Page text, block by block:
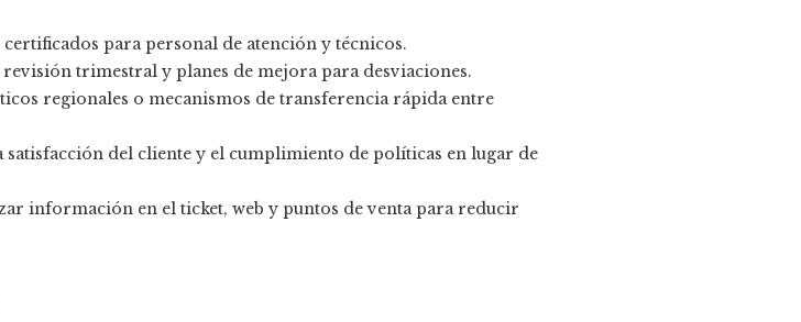
para personal de atención y técnicos.
trimestral y planes de mejora para desviaciones.
regionales o mecanismos de transferencia rápida entre
satisfacción del cliente y el cumplimiento de políticas en lugar de
información en el ticket, web y puntos de venta para reducir